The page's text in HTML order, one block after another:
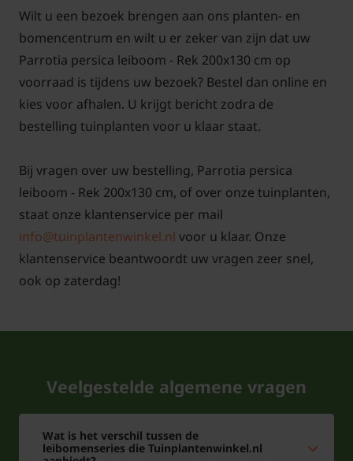
Voor snoei- en onderhoudstips voor de Lei-
Parrotiaklik hier!
Wilt u een bezoek brengen aan ons planten- en
bomencentrum en wilt u er zeker van zijn dat uw
Parrotia persica leiboom - Rek 200x130 cm op
voorraad is tijdens uw bezoek? Bestel dan online en
kies voor afhalen. U krijgt bericht zodra de
bestelling tuinplanten voor u klaar staat.
Bij vragen over uw bestelling, Parrotia persica
leiboom - Rek 200x130 cm, of over onze tuinplanten,
staat onze klantenservice per mail
info@tuinplantenwinkel.nl voor u klaar. Onze
klantenservice beantwoordt uw vragen zeer snel,
ook op zaterdag!
Veelgestelde algemene vragen
Wat is het verschil tussen de
leibomenseries die Tuinplantenwinkel.nl